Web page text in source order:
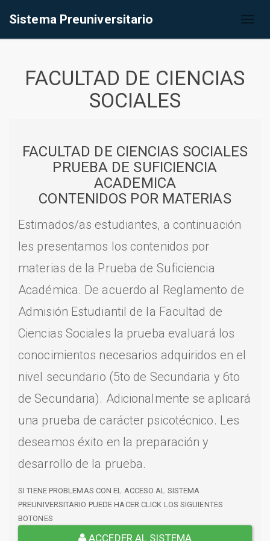
Sistema Preuniversitario
FACULTAD DE CIENCIAS
SOCIALES
FACULTAD DE CIENCIAS SOCIALES
PRUEBA DE SUFICIENCIA
ACADEMICA
CONTENIDOS POR MATERIAS
Estimados/as estudiantes, a continuación
les presentamos los contenidos por
materias de la Prueba de Suficiencia
Académica. De acuerdo al Reglamento de
Admisión Estudiantil de la Facultad de
Ciencias Sociales la prueba evaluará los
conocimientos necesarios adquiridos en el
nivel secundario (5to de Secundaria y 6to
de Secundaria). Adicionalmente se aplicará
una prueba de carácter psicotécnico. Les
deseamos éxito en la preparación y
desarrollo de la prueba.
SI TIENE PROBLEMAS CON EL ACCESO AL SISTEMA
PREUNIVERSITARIO PUEDE HACER CLICK LOS SIGUIENTES
BOTONES
ACCEDER AL SISTEMA